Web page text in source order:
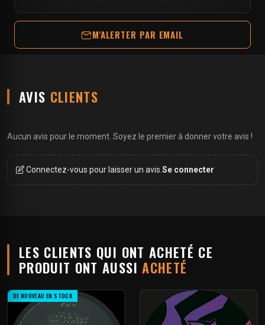
M'ALERTER PAR EMAIL
AVIS CLIENTS
Aucun avis pour le moment. Soyez le premier à donner votre avis !
Connectez-vous pour laisser un avis. Se connecter
LES CLIENTS QUI ONT ACHETÉ CE
PRODUIT ONT AUSSIACHETÉ
DE NOUVEAU EN STOCK